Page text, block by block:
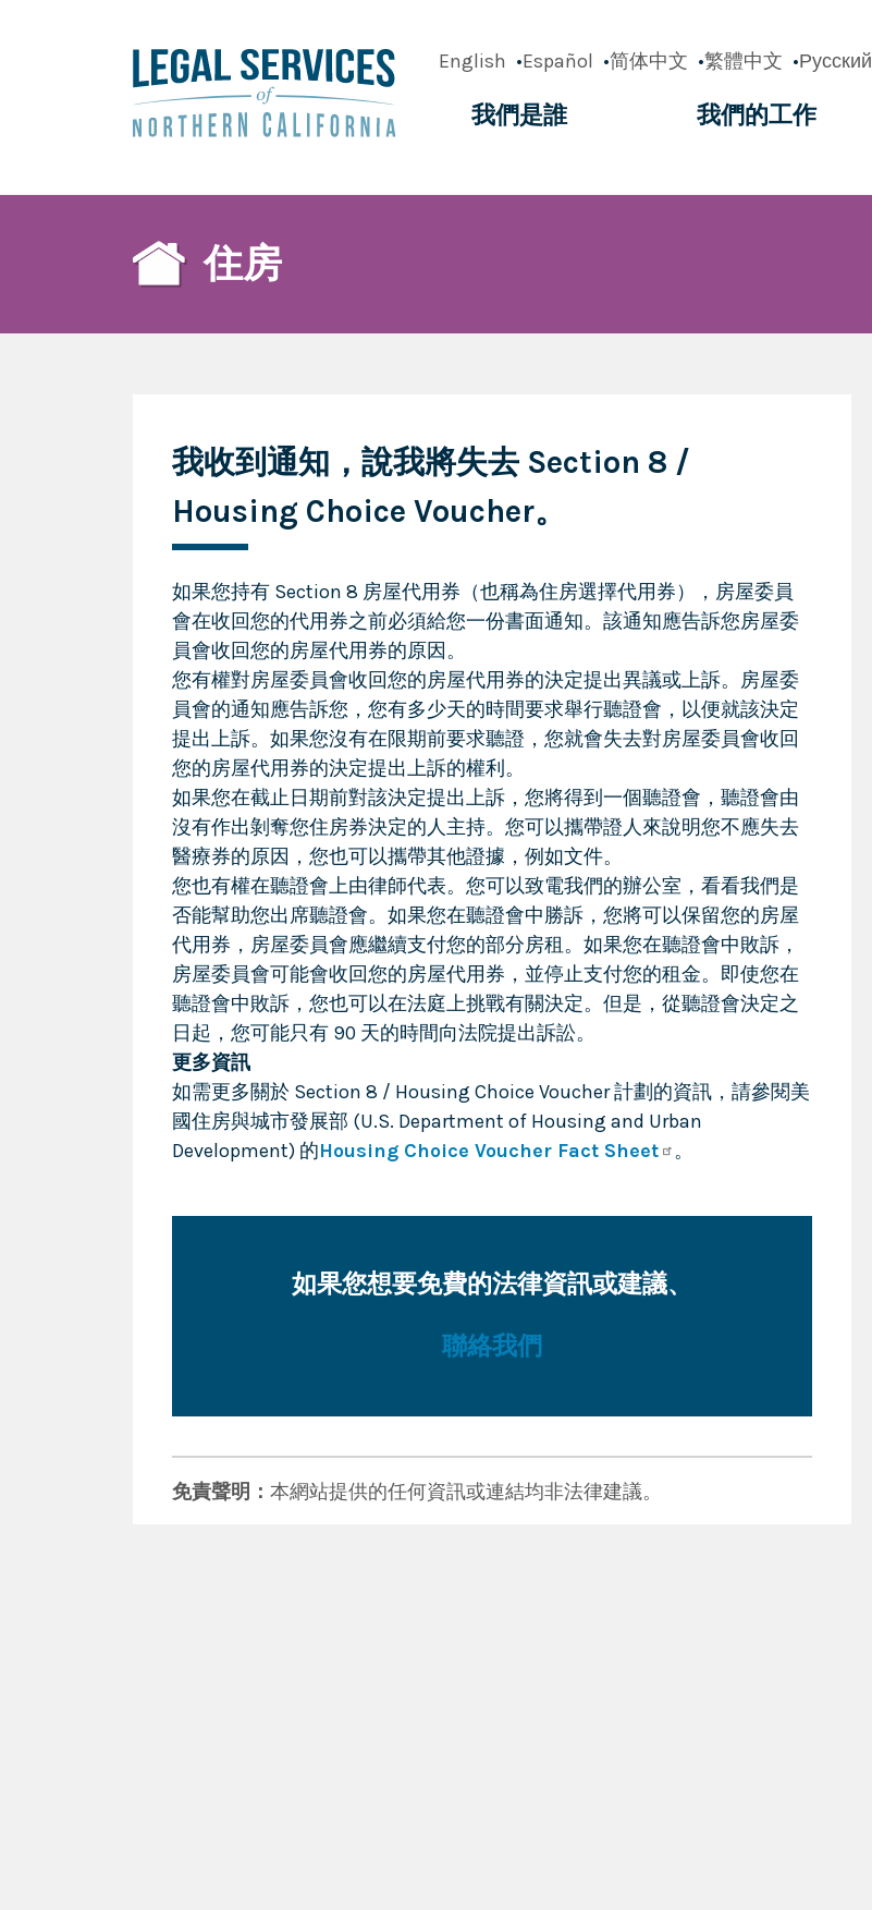
English Español 简体中文 繁體中文 Русский
navigation
我們是誰 我們的工作
住房
我收到通知，說我將失去 Section 8 /
Housing Choice Voucher。
如果您持有 Section 8 房屋代用券（也稱為住房選擇代用券），房屋委員
會在收回您的代用券之前必須給您一份書面通知。該通知應告訴您房屋委
員會收回您的房屋代用券的原因。
您有權對房屋委員會收回您的房屋代用券的決定提出異議或上訴。房屋委
員會的通知應告訴您，您有多少天的時間要求舉行聽證會，以便就該決定
提出上訴。如果您沒有在限期前要求聽證，您就會失去對房屋委員會收回
您的房屋代用券的決定提出上訴的權利。
如果您在截止日期前對該決定提出上訴，您將得到一個聽證會，聽證會由
沒有作出剝奪您住房券決定的人主持。您可以攜帶證人來說明您不應失去
醫療券的原因，您也可以攜帶其他證據，例如文件。
您也有權在聽證會上由律師代表。您可以致電我們的辦公室，看看我們是
否能幫助您出席聽證會。如果您在聽證會中勝訴，您將可以保留您的房屋
代用券，房屋委員會應繼續支付您的部分房租。如果您在聽證會中敗訴，
房屋委員會可能會收回您的房屋代用券，並停止支付您的租金。即使您在
聽證會中敗訴，您也可以在法庭上挑戰有關決定。但是，從聽證會決定之
日起，您可能只有 90 天的時間向法院提出訴訟。
更多資訊
如需更多關於 Section 8 / Housing Choice Voucher 計劃的資訊，請參閱美
國住房與城市發展部 (U.S. Department of Housing and Urban
Development) 的Housing Choice Voucher Fact Sheet 。
如果您想要免費的法律資訊或建議、
聯絡我們
免責聲明： 本網站提供的任何資訊或連結均非法律建議。